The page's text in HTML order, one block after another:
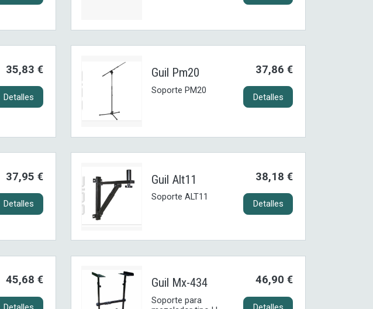
35,83 €
Detalles
Guil Pm20
Soporte PM20
37,86 €
Detalles
37,95 €
Detalles
Guil Alt11
Soporte ALT11
38,18 €
Detalles
45,68 € Guil Mx-434
Soporte para
46,90 €